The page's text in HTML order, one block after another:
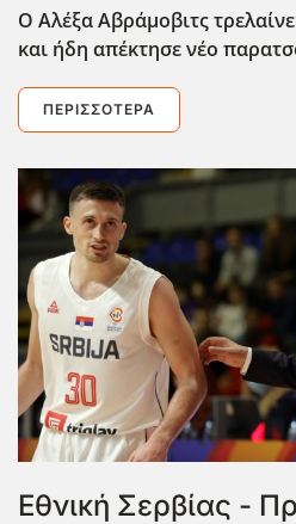
Ο Αλέξα Αβράμοβιτς
και ήδη απέκτησε νέο
ΠΕΡΙΣΣΌΤΕΡΑ
Εθνική Σερβίας -